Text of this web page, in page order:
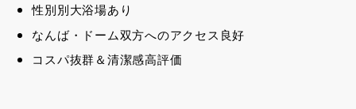
性別別大浴場あり
なんば・ドーム双方へのアクセス良好
コスパ抜群＆清潔感高評価